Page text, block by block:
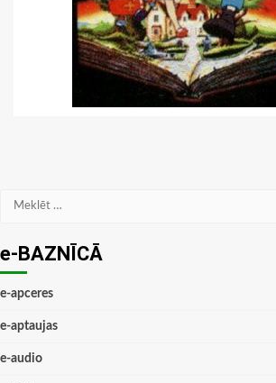
Meklēt:
e-BAZNĪCĀ
e-apceres
e-aptaujas
e-audio